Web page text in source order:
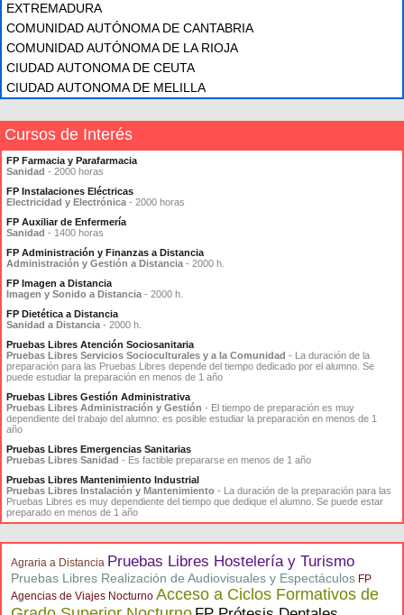
EXTREMADURA
COMUNIDAD AUTÓNOMA DE CANTABRIA
COMUNIDAD AUTÓNOMA DE LA RIOJA
CIUDAD AUTONOMA DE CEUTA
CIUDAD AUTONOMA DE MELILLA
Cursos de Interés
FP Farmacia y Parafarmacia
Sanidad - 2000 horas
FP Instalaciones Eléctricas
Electricidad y Electrónica - 2000 horas
FP Auxiliar de Enfermería
Sanidad - 1400 horas
FP Administración y Finanzas a Distancia
Administración y Gestión a Distancia - 2000 h.
FP Imagen a Distancia
Imagen y Sonido a Distancia - 2000 h.
FP Dietética a Distancia
Sanidad a Distancia - 2000 h.
Pruebas Libres Atención Sociosanitaria
Pruebas Libres Servicios Socioculturales y a la Comunidad - La duración de la
preparación para las Pruebas Libres depende del tiempo dedicado por el alumno. Se
puede estudiar la preparación en menos de 1 año
Pruebas Libres Gestión Administrativa
Pruebas Libres Administración y Gestión - El tiempo de preparación es muy
dependiente del trabajo del alumno: es posible estudiar la preparación en menos de 1
año
Pruebas Libres Emergencias Sanitarias
Pruebas Libres Sanidad - Es factible prepararse en menos de 1 año
Pruebas Libres Mantenimiento Industrial
Pruebas Libres Instalación y Mantenimiento - La duración de la preparación para las
Pruebas Libres es muy dependiente del tiempo que dedique el alumno. Se puede estar
preparado en menos de 1 año
Agraria a Distancia Pruebas Libres Hostelería y Turismo
Pruebas Libres Realización de Audiovisuales y Espectáculos FP
Agencias de Viajes Nocturno Acceso a Ciclos Formativos de